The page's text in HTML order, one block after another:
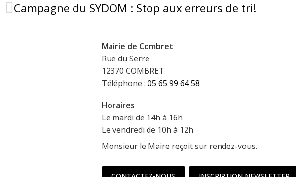
Campagne du SYDOM : Stop aux erreurs de tri!
Mairie de Combret
Rue du Serre
12370 COMBRET
Téléphone : 05 65 99 64 58
Horaires
Le mardi de 14h à 16h
Le vendredi de 10h à 12h
Monsieur le Maire reçoit sur rendez-vous.